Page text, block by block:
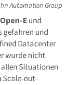
Automation Group
Open-Eund
gefahren und
Datacenter
wurde nicht
Situationen
Scale-out-